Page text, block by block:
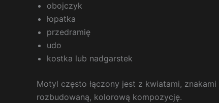
obojczyk
łopatka
przedramię
udo
kostka lub nadgarstek
Motyl często łączony jest z kwiatami,
rozbudowaną, kolorową kompozycję.